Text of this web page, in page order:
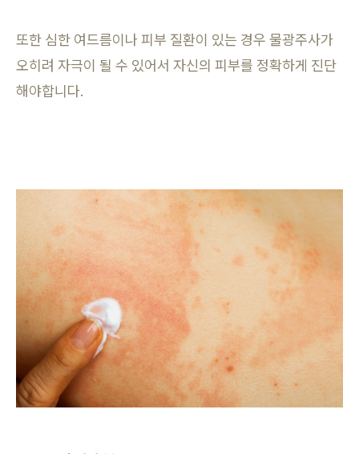
또한 심한 여드름이나 피부 질환이 있는 경우 물광주사가
오히려 자극이 될 수 있어서 자신의 피부를 정확하게 진단
해야합니다.